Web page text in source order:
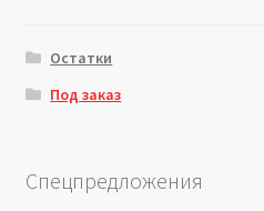
Остатки
Под заказ
Спецпредложения